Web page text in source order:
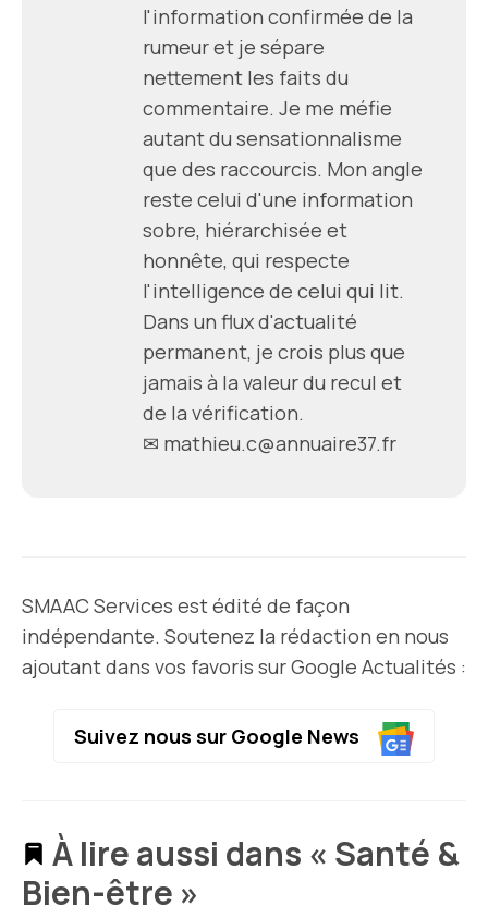
l'information confirmée de la
rumeur et je sépare
nettement les faits du
commentaire. Je me méfie
autant du sensationnalisme
que des raccourcis. Mon angle
reste celui d'une information
sobre, hiérarchisée et
honnête, qui respecte
l'intelligence de celui qui lit.
Dans un flux d'actualité
permanent, je crois plus que
jamais à la valeur du recul et
de la vérification.
✉ mathieu.c@annuaire37.fr
SMAAC Services est édité de façon
indépendante. Soutenez la rédaction en nous
ajoutant dans vos favoris sur Google Actualités :
Suivez nous sur Google News
À lire aussi dans « Santé &
Bien-être »